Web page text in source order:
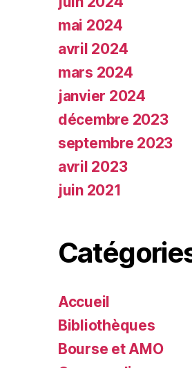
mai 2024
avril 2024
mars 2024
janvier 2024
décembre 2023
septembre 2023
avril 2023
juin 2021
Accueil
Bibliothèques
Bourse et AMO